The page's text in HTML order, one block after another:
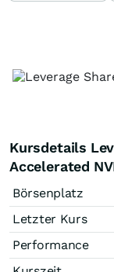
Kursdetails
Accelerated
Börsenplatz
Letzter Kurs
Performance